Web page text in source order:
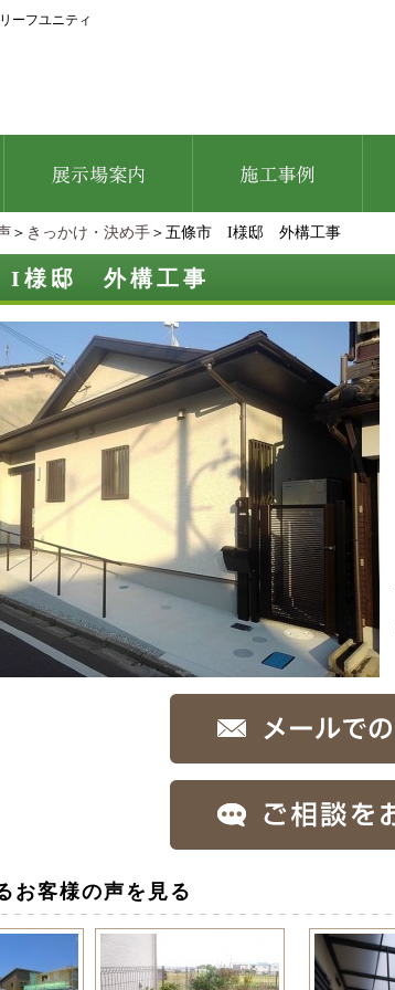
ーフユニティ
＞ きっかけ・決め手 ＞五條市 I様邸 外構工事
様邸 外構工事
お客様の声を見る